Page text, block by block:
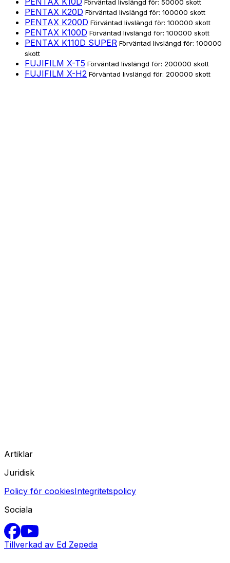
Förväntad livslängd för: 50000 skott
PENTAX K20D Förväntad livslängd för: 100000 skott
PENTAX K200D Förväntad livslängd för: 100000 skott
PENTAX K100D Förväntad livslängd för: 100000 skott
PENTAX K110D SUPER Förväntad livslängd för: 100000
skott
FUJIFILM X-T5 Förväntad livslängd för: 200000 skott
FUJIFILM X-H2 Förväntad livslängd för: 200000 skott
Artiklar
Juridisk
Policy för cookiesIntegritetspolicy
Sociala
Tillverkad av Ed Zepeda